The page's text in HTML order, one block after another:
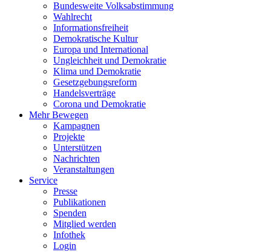
Bundesweite Volksabstimmung
Wahlrecht
Informationsfreiheit
Demokratische Kultur
Europa und International
Ungleichheit und Demokratie
Klima und Demokratie
Gesetzgebungsreform
Handelsverträge
Corona und Demokratie
Mehr Bewegen
Kampagnen
Projekte
Unterstützen
Nachrichten
Veranstaltungen
Service
Presse
Publikationen
Spenden
Mitglied werden
Infothek
Login